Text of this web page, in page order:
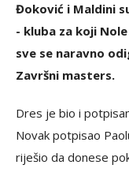
Đoković i Maldini
- kluba za koji
sve se naravno
Završni masters.
Dres je bio i
Novak potpisao
riješio da donese